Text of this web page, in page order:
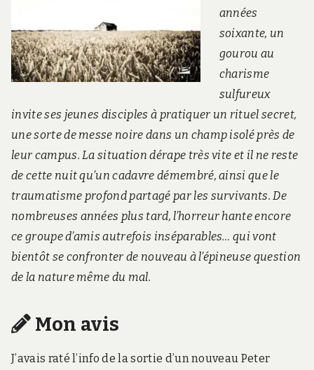
années
soixante, un
gourou au
charisme
sulfureux
invite ses jeunes disciples à pratiquer un rituel secret,
une sorte de messe noire dans un champ isolé près de
leur campus. La situation dérape très vite et il ne reste
de cette nuit qu’un cadavre démembré, ainsi que le
traumatisme profond partagé par les survivants. De
nombreuses années plus tard, l’horreur hante encore
ce groupe d’amis autrefois inséparables… qui vont
bientôt se confronter de nouveau à l’épineuse question
de la nature même du mal.
Mon avis
J’avais raté l’info de la sortie d’un nouveau Peter